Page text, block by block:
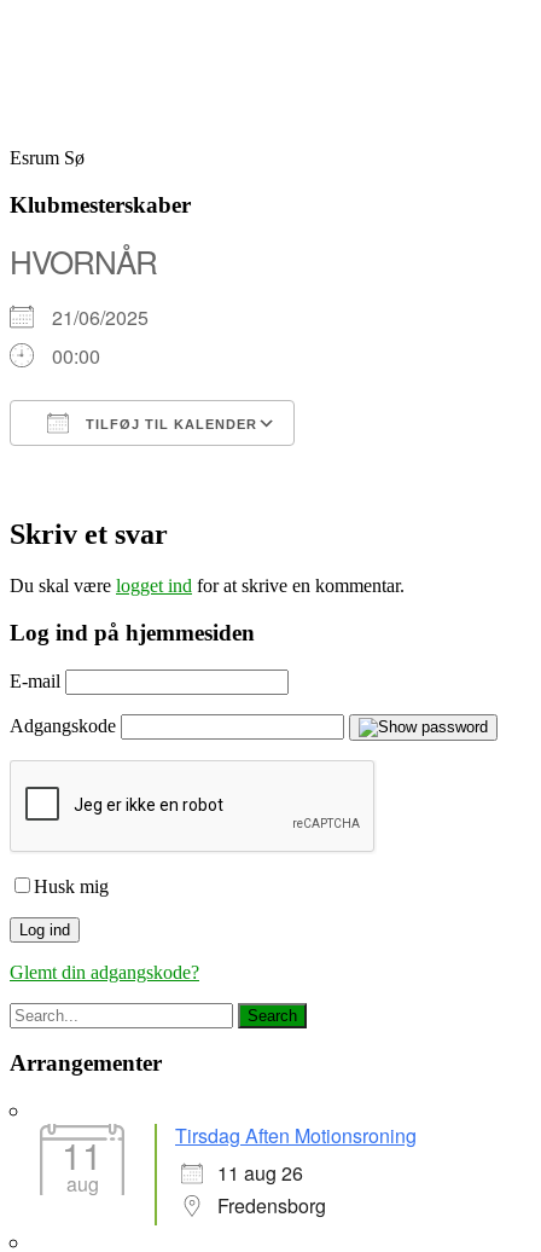
Esrum Sø
Klubmesterskaber
HVORNÅR
21/06/2025
00:00
TILFØJ TIL KALENDER
Skriv et svar
Du skal være logget ind for at skrive en kommentar.
Log ind på hjemmesiden
E-mail
Adgangskode
Husk mig
Glemt din adgangskode?
Arrangementer
11
aug
Tirsdag Aften Motionsroning
11 aug 26
Fredensborg